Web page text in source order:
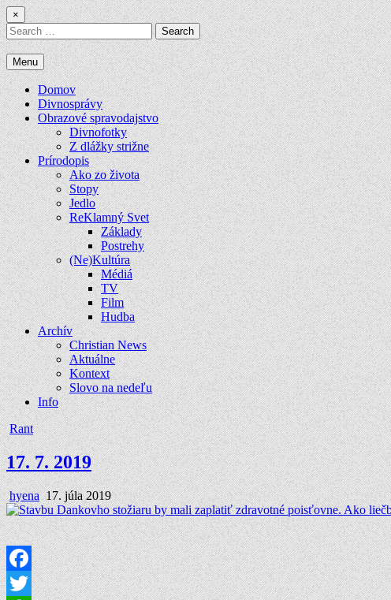
Skip
to
content
×
Search
for:
Menu
Domov
Divnosprávy
Obrazové spravodajstvo
Divnofotky
Z dlážky strižne
Prírodopis
Ako zo života
Stopy
Jedlo
ReKlamný Svet
Základy
Postrehy
(Ne)Kultúra
Médiá
TV
Film
Hudba
Archív
Christian News
Aktuálne
Kontext
Slovo na nedeľu
Info
Posted
in
Rant
17. 7. 2019
Author:
hyena Published
Date:
17. júla 2019
Facebook